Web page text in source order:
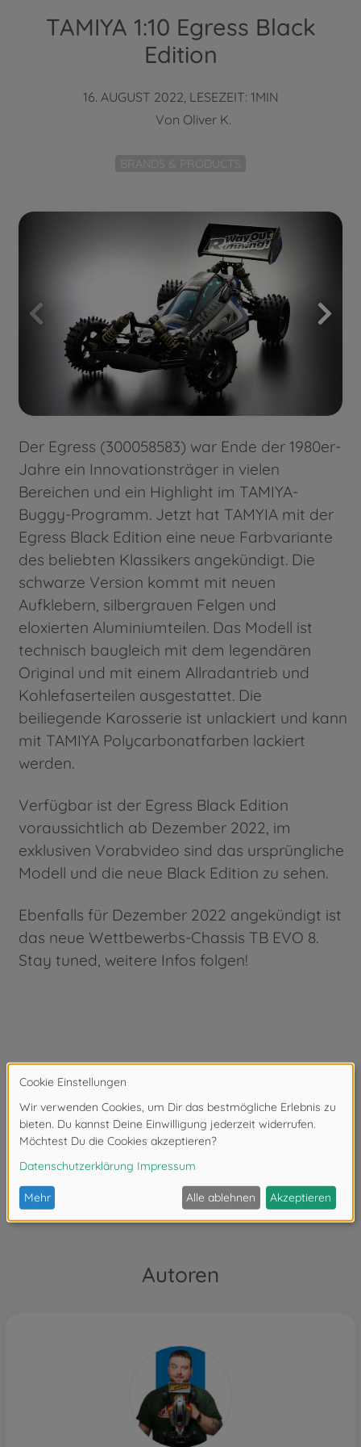
TAMIYA 1:10 Egress Black
Edition
16. AUGUST 2022, LESEZEIT: 1MIN
Von Oliver K.
BRANDS & PRODUCTS
Der Egress (300058583) war Ende der 1980er-
Jahre ein Innovationsträger in vielen
Bereichen und ein Highlight im TAMIYA-
Buggy-Programm. Jetzt hat TAMYIA mit der
Egress Black Edition eine neue Farbvariante
des beliebten Klassikers angekündigt. Die
schwarze Version kommt mit neuen
Aufklebern, silbergrauen Felgen und
eloxierten Aluminiumteilen. Das Modell ist
technisch baugleich mit dem legendären
Original und mit einem Allradantrieb und
Kohlefaserteilen ausgestattet. Die
beiliegende Karosserie ist unlackiert und kann
mit TAMIYA Polycarbonatfarben lackiert
werden.
Verfügbar ist der Egress Black Edition
voraussichtlich ab Dezember 2022, im
exklusiven Vorabvideo sind das ursprüngliche
Modell und die neue Black Edition zu sehen.
Ebenfalls für Dezember 2022 angekündigt ist
das neue Wettbewerbs-Chassis TB EVO 8.
Stay tuned, weitere Infos folgen!
Autoren